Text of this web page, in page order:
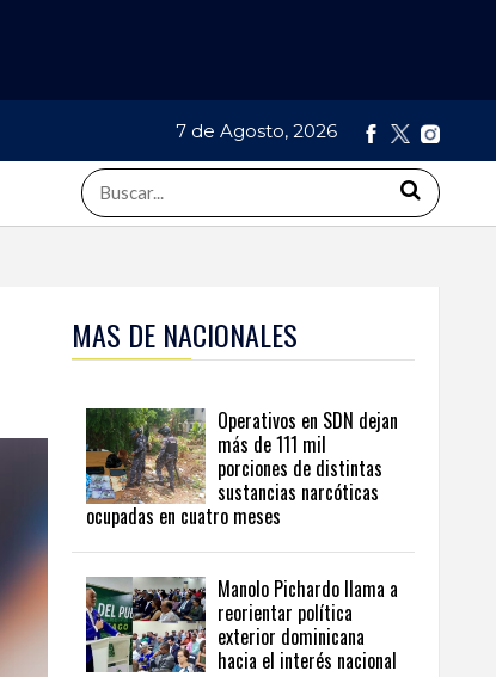
7 de Agosto, 2026
MAS DE NACIONALES
Operativos en SDN dejan
más de 111 mil
porciones de distintas
sustancias narcóticas
ocupadas en cuatro meses
Manolo Pichardo llama a
reorientar política
exterior dominicana
hacia el interés nacional